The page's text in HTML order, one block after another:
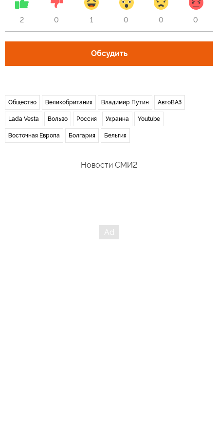
2 0 1 0 0 0
Обсудить
Общество Великобритания Владимир Путин АвтоВАЗ
Lada Vesta Вольво Россия Украина Youtube
Восточная Европа Болгария Бельгия
Новости СМИ2